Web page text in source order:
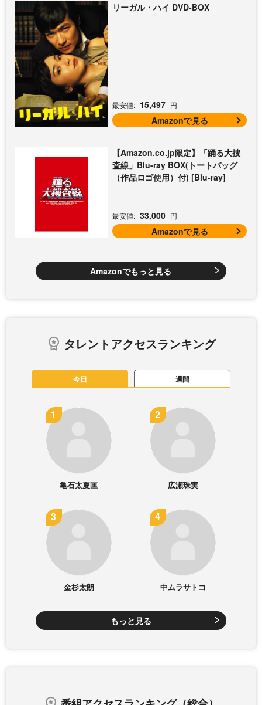
リーガル・ハイ DVD-BOX
最安値: 15,497 円
Amazonで見る
【Amazon.co.jp限定】「踊る大捜
査線」Blu-ray BOX(トートバッグ
（作品ロゴ使用）付) [Blu-ray]
最安値: 33,000 円
Amazonで見る
Amazonでもっと見る
タレントアクセスランキング
今日 週間
亀石太夏匡 広瀬珠実
金杉太朗 中ムラサトコ
もっと見る